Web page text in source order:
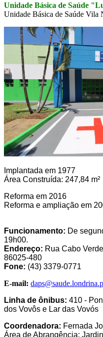
Unidade Básica de Saúde
Unidade Básica de Saúde Vila
Implantada em 1977
Área Construída: 247,84 m²
Reforma em 2016
Reforma e ampliação em
Funcionamento: De
19h00.
Endereço: Rua Cabo
86025-480
Fone: (43) 3379-0771
E-mail:
Linha de ônibus: 410 -
dos Vovôs e Lar das Vovós
Coordenadora: Fernada
Área de Abrangência: